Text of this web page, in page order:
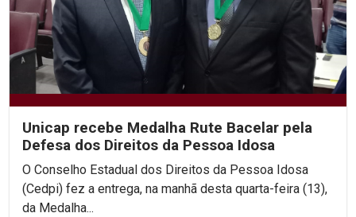
Unicap recebe Medalha Rute Bacelar pela
Defesa dos Direitos da Pessoa Idosa
O Conselho Estadual dos Direitos da Pessoa Idosa
(Cedpi) fez a entrega, na manhã desta quarta-feira (13),
da Medalha...